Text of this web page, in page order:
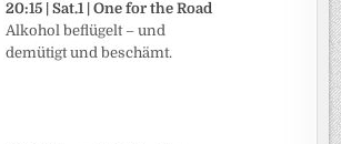
20:15 | Sat.1 | One for the Road
Alkohol beflügelt – und
demütigt und beschämt.